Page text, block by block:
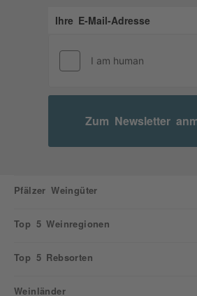
Zum Newsletter
Pfälzer Weingüter
Top 5 Weinregionen
Top 5 Rebsorten
Weinländer